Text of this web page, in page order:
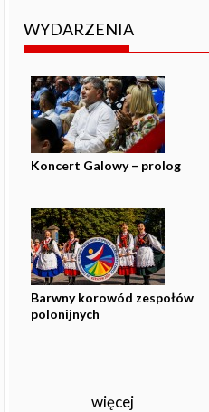
WYDARZENIA
Koncert Galowy – prolog
Barwny korowód zespołów
polonijnych
więcej